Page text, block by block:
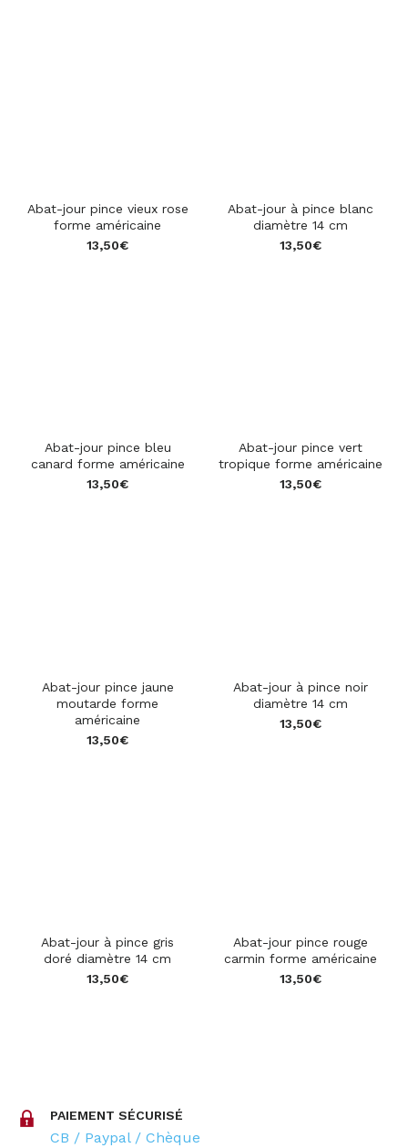
Abat-jour pince vieux rose
forme américaine
13,50€
Abat-jour à pince blanc
diamètre 14 cm
13,50€
Abat-jour pince bleu
canard forme américaine
13,50€
Abat-jour pince vert
tropique forme américaine
13,50€
Abat-jour pince jaune
moutarde forme
américaine
13,50€
Abat-jour à pince noir
diamètre 14 cm
13,50€
Abat-jour à pince gris
doré diamètre 14 cm
13,50€
Abat-jour pince rouge
carmin forme américaine
13,50€
PAIEMENT SÉCURISÉ
CB / Paypal / Chèque